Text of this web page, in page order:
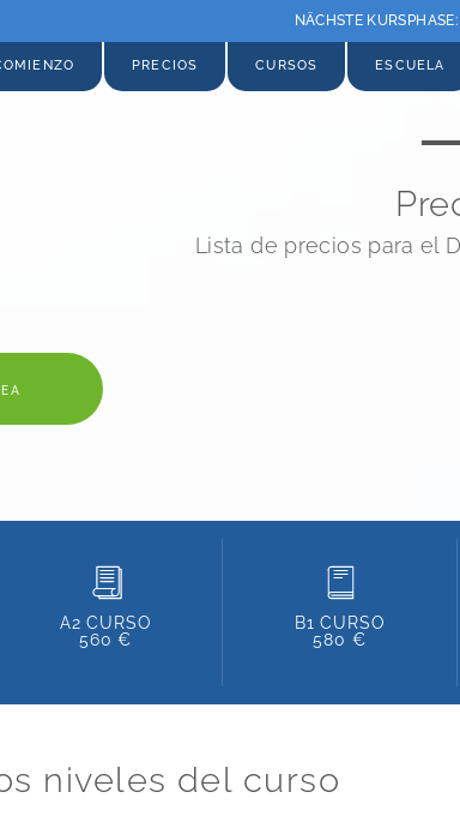
PRECIOS CURSOS ESCUELA
Lista de precios para el
A2 CURSO
560 €
B1 CURSO
580 €
niveles del curso
NÄCHSTE